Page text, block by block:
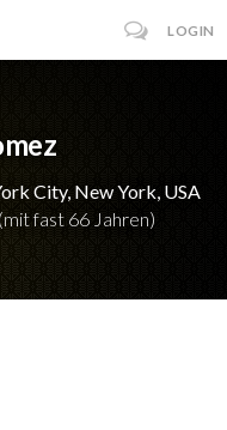
LOGIN
City, New York, USA
(mit fast 66 Jahren)